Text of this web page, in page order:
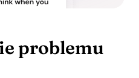
problemu